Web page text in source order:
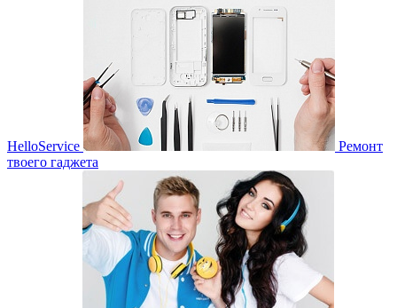
HelloService
Ремонт
твоего гаджета